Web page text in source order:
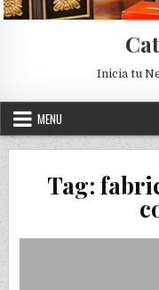
Inicia tu
MENU
Tag: